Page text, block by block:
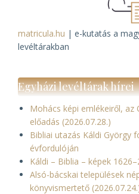
matricula.hu | e-kutatás a
levéltárakban
Egyházi levéltárak hírei
Mohács képi emlékeiről,
előadás (2026.07.28.)
Bibliai utazás Káldi György
évfordulóján
Káldi – Biblia – képek
Alsó-bácskai települések
könyvismertető